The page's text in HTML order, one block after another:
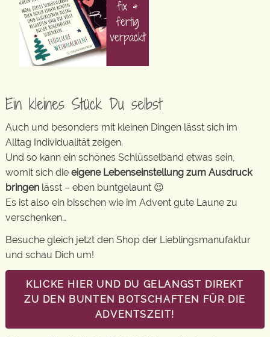
Ein kleines Stück Du selbst
Auch und besonders mit kleinen Dingen lässt sich im
Alltag Individualität zeigen.
Und so kann ein schönes Schlüsselband etwas sein,
womit sich die eigene Lebenseinstellung zum Ausdruck
bringen lässt – eben buntgelaunt 😉
Es ist also ein bisschen wie im Advent gute Laune zu
verschenken…
Besuche gleich jetzt den Shop der Lieblingsmanufaktur
und schau Dich um!
KLICKE HIER UND DU GELANGST DIREKT
ZU DEN BUNTEN BOTSCHAFTEN FÜR DIE
ADVENTSZEIT!